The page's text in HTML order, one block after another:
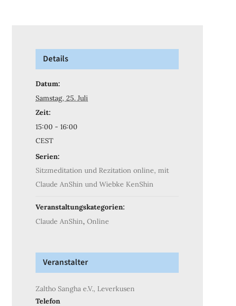
Details
Datum:
Samstag, 25. Juli
Zeit:
15:00 - 16:00
CEST
Serien:
Sitzmeditation und Rezitation online, mit
Claude AnShin und Wiebke KenShin
Veranstaltungskategorien:
Claude AnShin,Online
Veranstalter
Zaltho Sangha e.V., Leverkusen
Telefon